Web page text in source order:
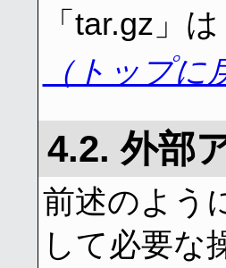
「tar.gz」
（トップに
4.2. 外部
前述のよう
して必要な